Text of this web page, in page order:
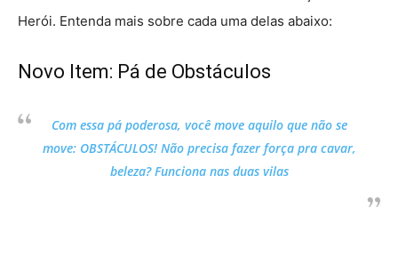
Herói. Entenda mais sobre cada uma delas abaixo:
Novo Item: Pá de Obstáculos
Com essa pá poderosa, você move aquilo que não se
move: OBSTÁCULOS! Não precisa fazer força pra cavar,
beleza? Funciona nas duas vilas